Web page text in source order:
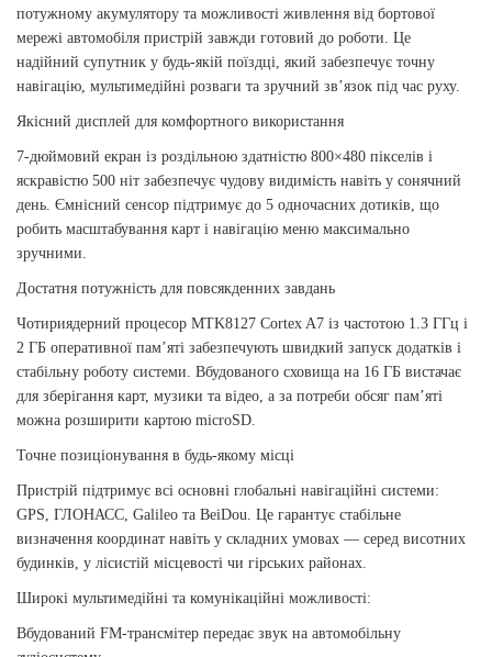
потужному акумулятору та можливості живлення від бортової
мережі автомобіля пристрій завжди готовий до роботи. Це
надійний супутник у будь-якій поїздці, який забезпечує точну
навігацію, мультимедійні розваги та зручний зв’язок під час руху.
Якісний дисплей для комфортного використання
7-дюймовий екран із роздільною здатністю 800×480 пікселів і
яскравістю 500 ніт забезпечує чудову видимість навіть у сонячний
день. Ємнісний сенсор підтримує до 5 одночасних дотиків, що
робить масштабування карт і навігацію меню максимально
зручними.
Достатня потужність для повсякденних завдань
Чотириядерний процесор MTK8127 Cortex A7 із частотою 1.3 ГГц і
2 ГБ оперативної пам’яті забезпечують швидкий запуск додатків і
стабільну роботу системи. Вбудованого сховища на 16 ГБ вистачає
для зберігання карт, музики та відео, а за потреби обсяг пам’яті
можна розширити картою microSD.
Точне позиціонування в будь-якому місці
Пристрій підтримує всі основні глобальні навігаційні системи:
GPS, ГЛОНАСС, Galileo та BeiDou. Це гарантує стабільне
визначення координат навіть у складних умовах — серед висотних
будинків, у лісистій місцевості чи гірських районах.
Широкі мультимедійні та комунікаційні можливості:
Вбудований FM-трансмітер передає звук на автомобільну